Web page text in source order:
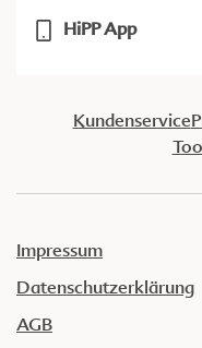
HiPP App
Kundenservice
Impressum
Datenschutzerklärung
AGB